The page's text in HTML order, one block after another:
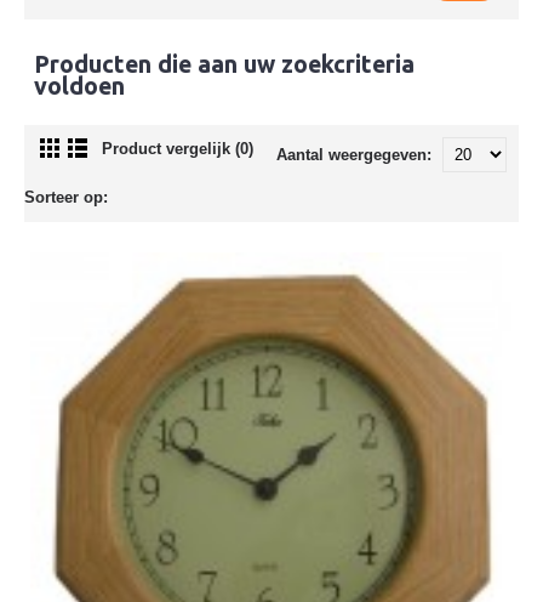
Producten die aan uw zoekcriteria
voldoen
Product vergelijk (0) Aantal weergegeven:
Sorteer op: